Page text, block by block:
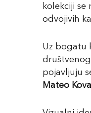
kolekciji
odvojivih
Uz bogatu
pojavljuju
Mateo